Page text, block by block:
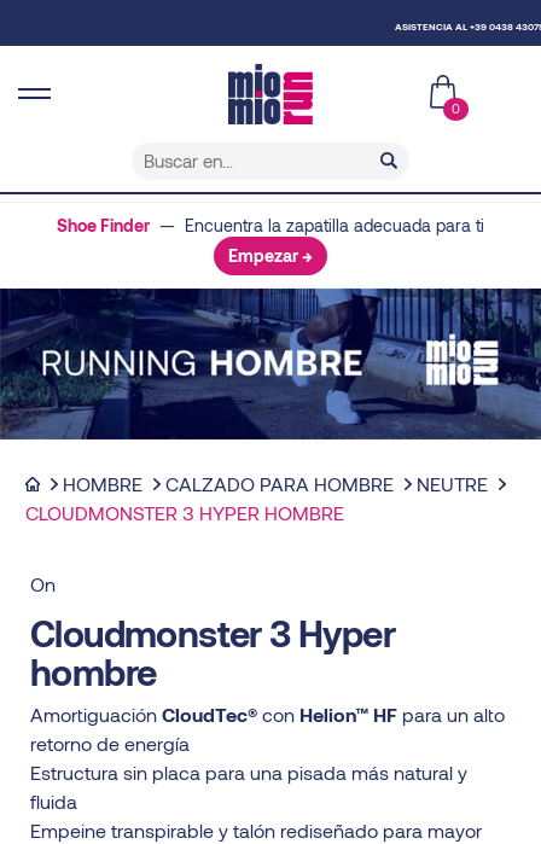
ASISTENCIA AL +39 0438 430796
0
Shoe Finder — Encuentra la zapatilla adecuada para ti
Empezar →
HOMBRE CALZADO PARA HOMBRE
NEUTRE
CLOUDMONSTER 3 HYPER HOMBRE
On
Cloudmonster 3 Hyper
hombre
Amortiguación CloudTec® con Helion™ HF para un alto
retorno de energía
Estructura sin placa para una pisada más natural y
fluida
Empeine transpirable y talón rediseñado para mayor